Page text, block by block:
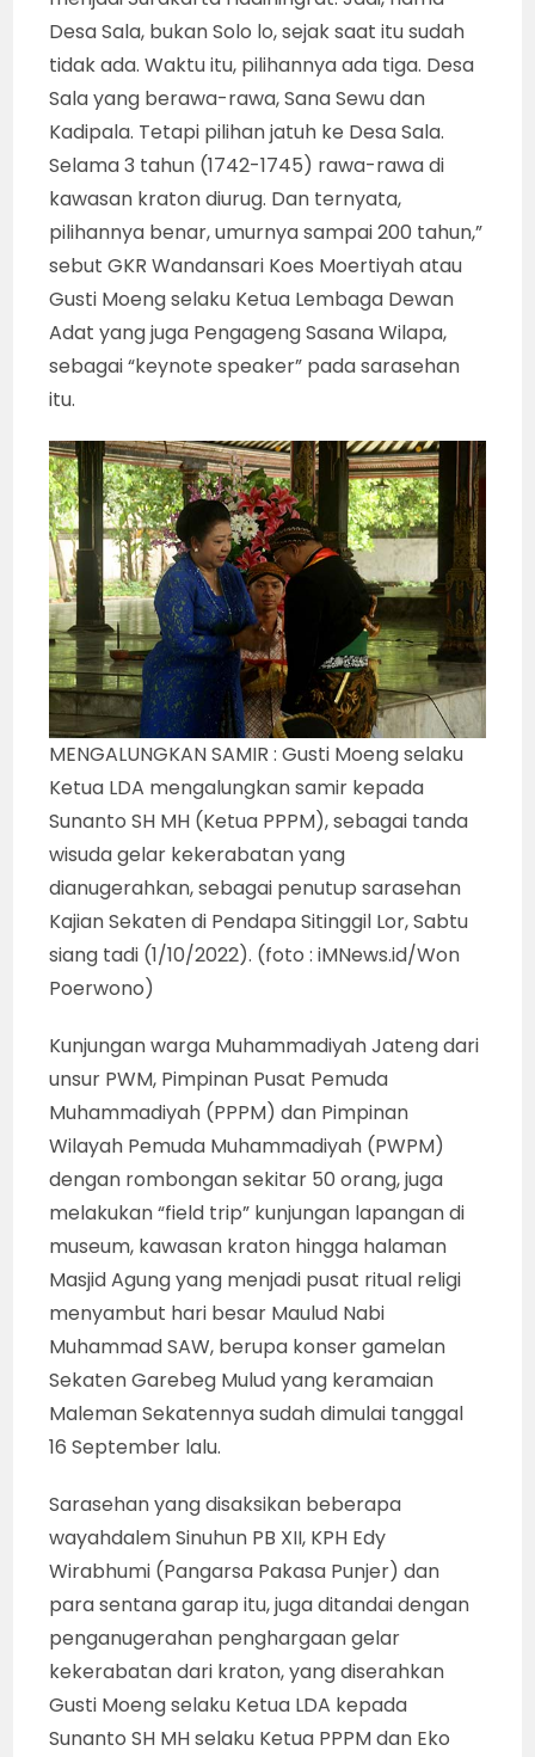
Desa Sala, bukan Solo lo, sejak saat itu sudah
tidak ada. Waktu itu, pilihannya ada tiga. Desa
Sala yang berawa-rawa, Sana Sewu dan
Kadipala. Tetapi pilihan jatuh ke Desa Sala.
Selama 3 tahun (1742-1745) rawa-rawa di
kawasan kraton diurug. Dan ternyata,
pilihannya benar, umurnya sampai 200 tahun,”
sebut GKR Wandansari Koes Moertiyah atau
Gusti Moeng selaku Ketua Lembaga Dewan
Adat yang juga Pengageng Sasana Wilapa,
sebagai “keynote speaker” pada sarasehan
itu.
MENGALUNGKAN SAMIR : Gusti Moeng selaku
Ketua LDA mengalungkan samir kepada
Sunanto SH MH (Ketua PPPM), sebagai tanda
wisuda gelar kekerabatan yang
dianugerahkan, sebagai penutup sarasehan
Kajian Sekaten di Pendapa Sitinggil Lor, Sabtu
siang tadi (1/10/2022). (foto : iMNews.id/Won
Poerwono)
Kunjungan warga Muhammadiyah Jateng dari
unsur PWM, Pimpinan Pusat Pemuda
Muhammadiyah (PPPM) dan Pimpinan
Wilayah Pemuda Muhammadiyah (PWPM)
dengan rombongan sekitar 50 orang, juga
melakukan “field trip” kunjungan lapangan di
museum, kawasan kraton hingga halaman
Masjid Agung yang menjadi pusat ritual religi
menyambut hari besar Maulud Nabi
Muhammad SAW, berupa konser gamelan
Sekaten Garebeg Mulud yang keramaian
Maleman Sekatennya sudah dimulai tanggal
16 September lalu.
Sarasehan yang disaksikan beberapa
wayahdalem Sinuhun PB XII, KPH Edy
Wirabhumi (Pangarsa Pakasa Punjer) dan
para sentana garap itu, juga ditandai dengan
penganugerahan penghargaan gelar
kekerabatan dari kraton, yang diserahkan
Gusti Moeng selaku Ketua LDA kepada
Sunanto SH MH selaku Ketua PPPM dan Eko